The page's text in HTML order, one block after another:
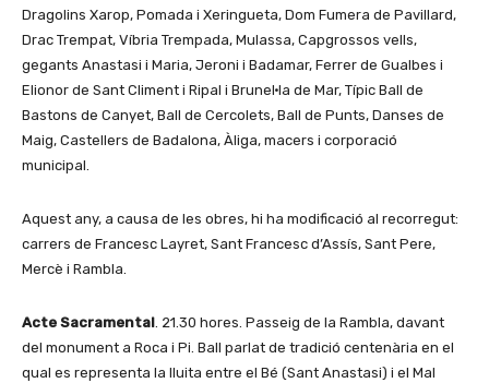
Dragolins Xarop, Pomada i Xeringueta, Dom Fumera de Pavillard,
Drac Trempat, Víbria Trempada, Mulassa, Capgrossos vells,
gegants Anastasi i Maria, Jeroni i Badamar, Ferrer de Gualbes i
Elionor de Sant Climent i Ripal i Brunel·la de Mar, Típic Ball de
Bastons de Canyet, Ball de Cercolets, Ball de Punts, Danses de
Maig, Castellers de Badalona, Àliga, macers i corporació
municipal.
Aquest any, a causa de les obres, hi ha modificació al recorregut:
carrers de Francesc Layret, Sant Francesc d’Assís, Sant Pere,
Mercè i Rambla.
Acte Sacramental. 21.30 hores. Passeig de la Rambla, davant
del monument a Roca i Pi. Ball parlat de tradició centenària en el
qual es representa la lluita entre el Bé (Sant Anastasi) i el Mal